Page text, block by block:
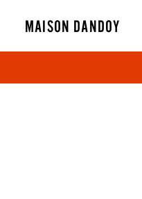
MAISON DANDOY